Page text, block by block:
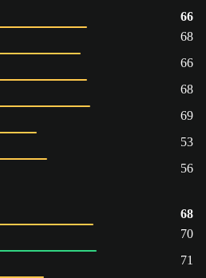
66
68
66
68
69
53
56
68
70
71